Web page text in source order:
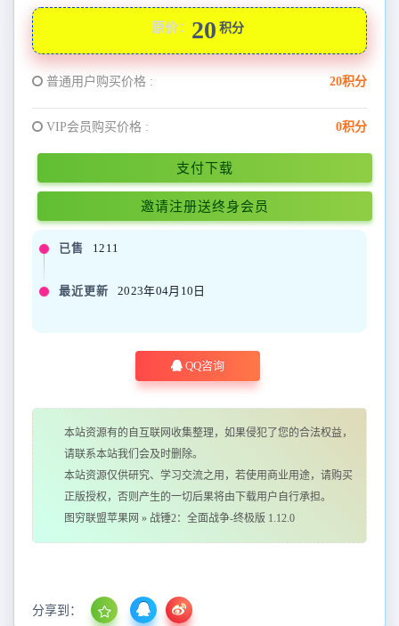
原价： 20 积分
普通用户购买价格 : 20积分
VIP会员购买价格 : 0积分
支付下载
邀请注册送终身会员
已售 1211
最近更新 2023年04月10日
QQ咨询
本站资源有的自互联网收集整理，如果侵犯了您的合法权益，
请联系本站我们会及时删除。
本站资源仅供研究、学习交流之用，若使用商业用途，请购买
正版授权，否则产生的一切后果将由下载用户自行承担。
图穷联盟苹果网 » 战锤2：全面战争-终极版 1.12.0
分享到：